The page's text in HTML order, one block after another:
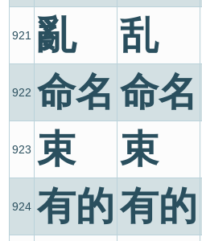
921 亂 乱
922 命名 命名
923 束 束
924 有的有的